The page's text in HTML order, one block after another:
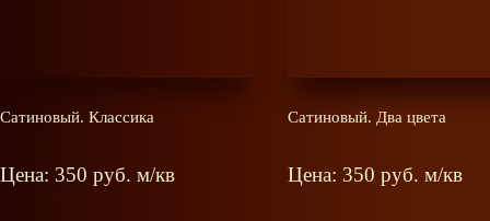
Сатиновый. Классика
Цена: 350 руб. м/кв
Сатиновый. Два цвета
Цена: 350 руб. м/кв